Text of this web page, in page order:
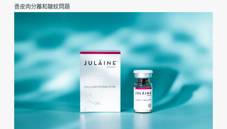
善皮肉分離和皺紋問題